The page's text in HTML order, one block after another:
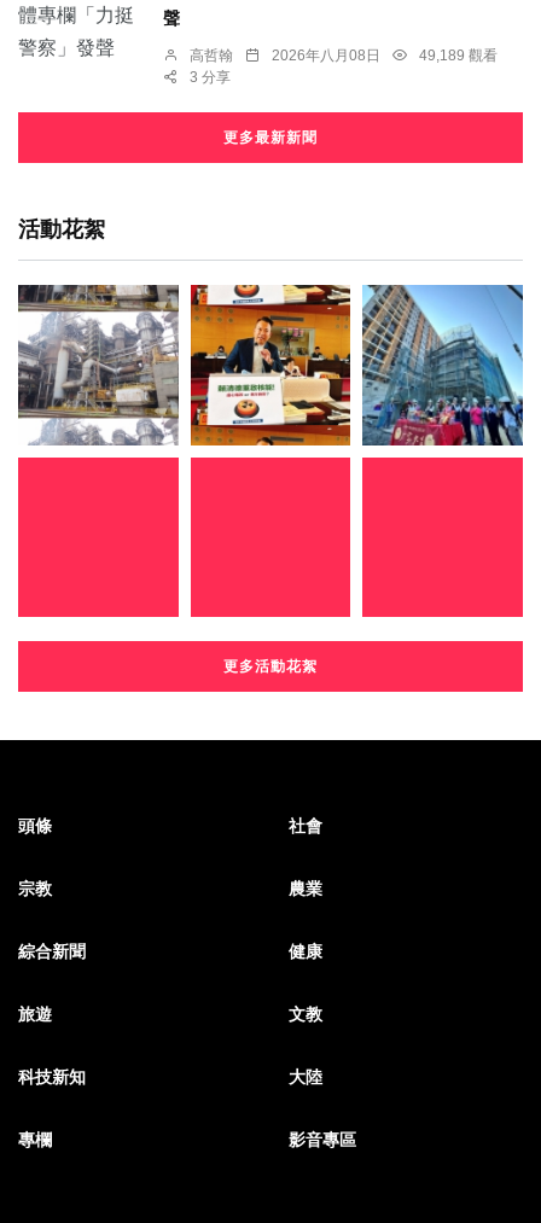
聲
高哲翰 2026年八月08日
49,189 觀看
3 分享
更多最新新聞
活動花絮
更多活動花絮
頭條 社會
宗教 農業
綜合新聞 健康
旅遊 文教
科技新知 大陸
專欄 影音專區